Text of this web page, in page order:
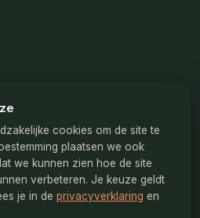
cookies om de site te
plaatsen we ook
we kunnen zien hoe de site
verbeteren. Je keuze geldt
je in de privacyverklaring en